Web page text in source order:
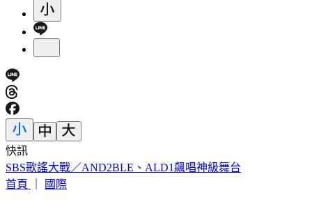
快訊
颱風遠離「大雨繼續灌」連下6天 雨區轉移炸到紅爆
首頁
國際